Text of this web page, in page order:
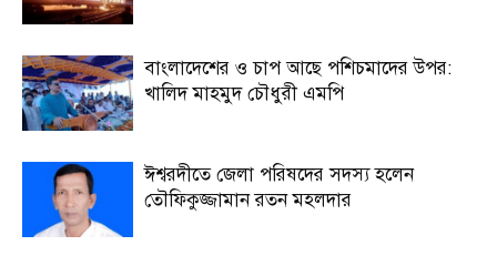
বাংলাদেশের ও চাপ আছে পশিচমাদের উপর:
খালিদ মাহমুদ চৌধুরী এমপি
ঈশ্বরদীতে জেলা পরিষদের সদস্য হলেন
তৌফিকুজ্জামান রতন মহলদার